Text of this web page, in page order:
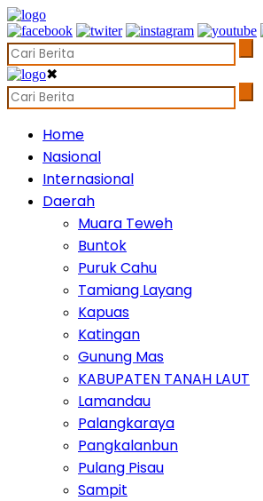
✖
Home
Nasional
Internasional
Daerah
Muara Teweh
Buntok
Puruk Cahu
Tamiang Layang
Kapuas
Katingan
Gunung Mas
KABUPATEN TANAH LAUT
Lamandau
Palangkaraya
Pangkalanbun
Pulang Pisau
Sampit